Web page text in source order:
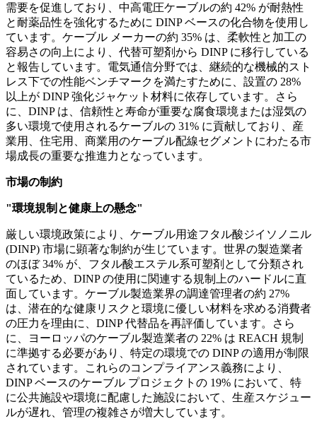
需要を促進しており、中高電圧ケーブルの約 42% が耐熱性
と耐薬品性を強化するために DINP ベースの化合物を使用し
ています。ケーブル メーカーの約 35% は、柔軟性と加工の
容易さの向上により、代替可塑剤から DINP に移行している
と報告しています。電気通信分野では、継続的な機械的スト
レス下での性能ベンチマークを満たすために、設置の 28%
以上が DINP 強化ジャケット材料に依存しています。さら
に、DINP は、信頼性と寿命が重要な腐食環境または湿気の
多い環境で使用されるケーブルの 31% に貢献しており、産
業用、住宅用、商業用のケーブル配線セグメントにわたる市
場成長の重要な推進力となっています。
市場の制約
"環境規制と健康上の懸念"
厳しい環境政策により、ケーブル用途フタル酸ジイソノニル
(DINP) 市場に顕著な制約が生じています。世界の製造業者
のほぼ 34% が、フタル酸エステル系可塑剤として分類され
ているため、DINP の使用に関連する規制上のハードルに直
面しています。ケーブル製造業界の調達管理者の約 27%
は、潜在的な健康リスクと環境に優しい材料を求める消費者
の圧力を理由に、DINP 代替品を再評価しています。さら
に、ヨーロッパのケーブル製造業者の 22% は REACH 規制
に準拠する必要があり、特定の環境での DINP の適用が制限
されています。これらのコンプライアンス義務により、
DINP ベースのケーブル プロジェクトの 19% において、特
に公共施設や環境に配慮した施設において、生産スケジュー
ルが遅れ、管理の複雑さが増大しています。